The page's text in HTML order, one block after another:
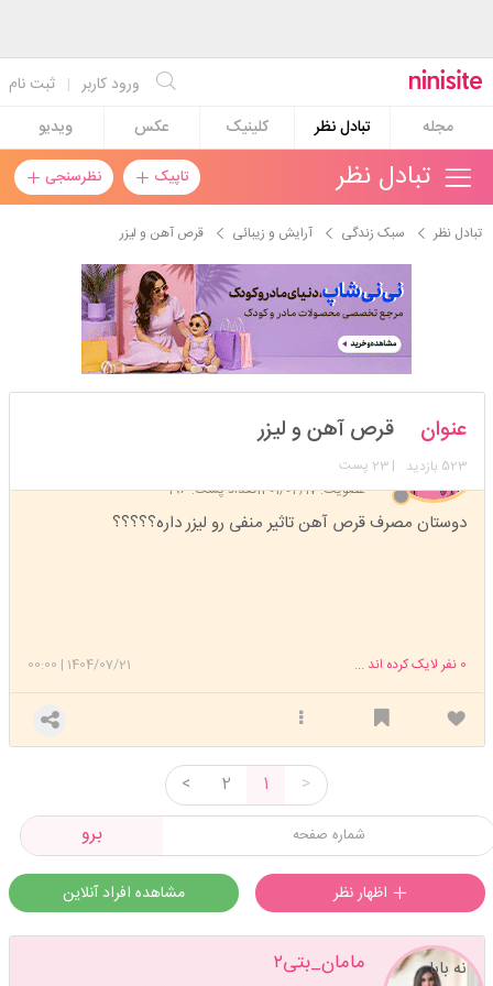
ثبت نام | ورود کاربر
مجله
تبادل نظر کلینیک عکس ویدیو
تاپیک نظرسنجی تبادل نظر
تبادل نظر سبک زندگی آرایش و زیبائی قرص آهن و لیزر
shirin8008360000
عضویت: 1401/02/17 تعداد پست: 196
عنوان قرص آهن و لیزر
523 بازدید | 23 پست
دوستان مصرف قرص آهن تاثیر منفی رو لیزر داره؟؟؟؟؟
1404/07/21
|
00:00 0 نفر لایک کرده اند ...
>
1
2
<
برو
مشاهده افراد آنلاین
مامان_بتی۲ نه بابا